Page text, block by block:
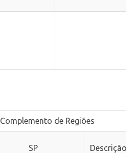
Complemento de Regiões
SP Descrição